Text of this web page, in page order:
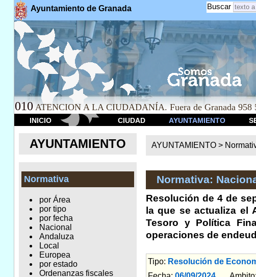
Ayuntamiento de Granada Buscar
010 ATENCION A LA CIUDADANÍA. Fuera de Granada 958
INICIO CIUDAD AYUNTAMIENTO
AYUNTAMIENTO
Normativa
por Área
por tipo
por fecha
Nacional
Andaluza
Local
Europea
por estado
Ordenanzas fiscales
AYUNTAMIENTO >
Normativa:
Resolución de 4 de
la que se actualiza el
Tesoro y Política
operaciones de
Tipo: Resolución de